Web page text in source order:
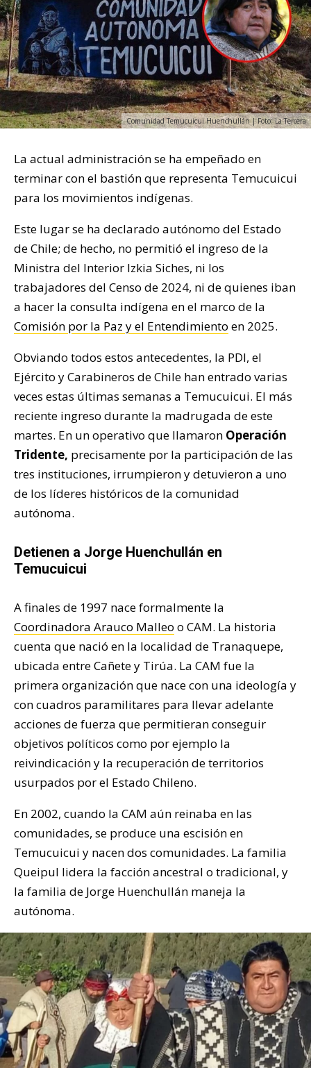
Comunidad Temucuicui Huenchullán | Foto: La Tercera
La actual administración se ha empeñado en
terminar con el bastión que representa Temucuicui
para los movimientos indígenas.
Este lugar se ha declarado autónomo del Estado
de Chile; de hecho, no permitió el ingreso de la
Ministra del Interior Izkia Siches, ni los
trabajadores del Censo de 2024, ni de quienes iban
a hacer la consulta indígena en el marco de la
Comisión por la Paz y el Entendimiento en 2025.
Obviando todos estos antecedentes, la PDI, el
Ejército y Carabineros de Chile han entrado varias
veces estas últimas semanas a Temucuicui. El más
reciente ingreso durante la madrugada de este
martes. En un operativo que llamaron Operación
Tridente, precisamente por la participación de las
tres instituciones, irrumpieron y detuvieron a uno
de los líderes históricos de la comunidad
autónoma.
Detienen a Jorge Huenchullán en
Temucuicui
A finales de 1997 nace formalmente la
Coordinadora Arauco Malleo o CAM. La historia
cuenta que nació en la localidad de Tranaquepe,
ubicada entre Cañete y Tirúa. La CAM fue la
primera organización que nace con una ideología y
con cuadros paramilitares para llevar adelante
acciones de fuerza que permitieran conseguir
objetivos políticos como por ejemplo la
reivindicación y la recuperación de territorios
usurpados por el Estado Chileno.
En 2002, cuando la CAM aún reinaba en las
comunidades, se produce una escisión en
Temucuicui y nacen dos comunidades. La familia
Queipul lidera la facción ancestral o tradicional, y
la familia de Jorge Huenchullán maneja la
autónoma.